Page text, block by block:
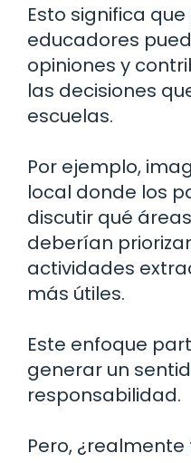
Esto significa
educadores
opiniones y
las decisiones
escuelas.
Por ejemplo,
local donde los
discutir qué
deberían
actividades
más útiles.
Este enfoque
generar un
responsabilidad.
Pero,